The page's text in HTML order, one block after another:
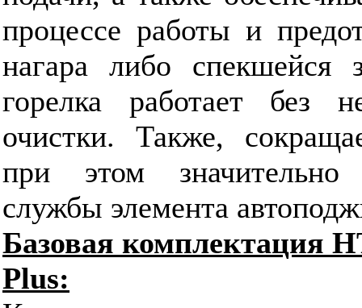
процессе работы и
нагара либо спекшейся
горелка работает без
очистки. Также,
при этом значительно
службы элемента
Базовая комплектация
Plus: